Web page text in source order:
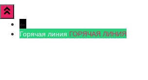
←
Горячая линия ГОРЯЧАЯ ЛИНИЯ